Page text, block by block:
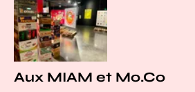
Aux MIAM et Mo.Co